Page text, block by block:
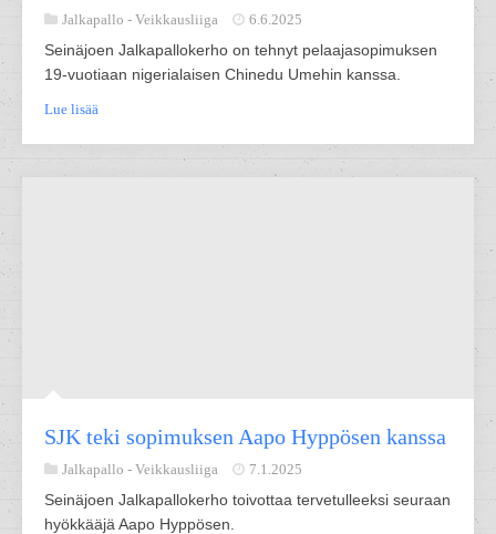
Jalkapallo - Veikkausliiga 6.6.2025
Seinäjoen Jalkapallokerho on tehnyt pelaajasopimuksen
19-vuotiaan nigerialaisen Chinedu Umehin kanssa.
Lue lisää
SJK teki sopimuksen Aapo Hyppösen kanssa
Jalkapallo - Veikkausliiga 7.1.2025
Seinäjoen Jalkapallokerho toivottaa tervetulleeksi seuraan
hyökkääjä Aapo Hyppösen.